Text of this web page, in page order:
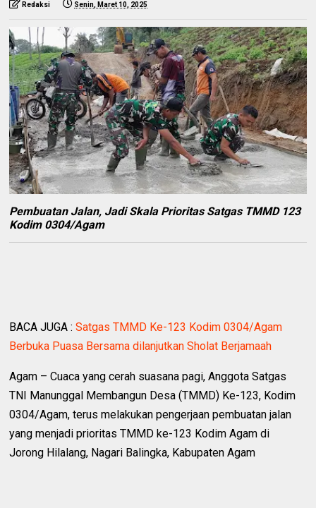
Redaksi Senin, Maret 10, 2025
Pembuatan Jalan, Jadi Skala Prioritas Satgas TMMD 123
Kodim 0304/Agam
BACA JUGA :Satgas TMMD Ke-123 Kodim 0304/Agam
Berbuka Puasa Bersama dilanjutkan Sholat Berjamaah
Agam – Cuaca yang cerah suasana pagi, Anggota Satgas
TNI Manunggal Membangun Desa (TMMD) Ke-123, Kodim
0304/Agam, terus melakukan pengerjaan pembuatan jalan
yang menjadi prioritas TMMD ke-123 Kodim Agam di
Jorong Hilalang, Nagari Balingka, Kabupaten Agam